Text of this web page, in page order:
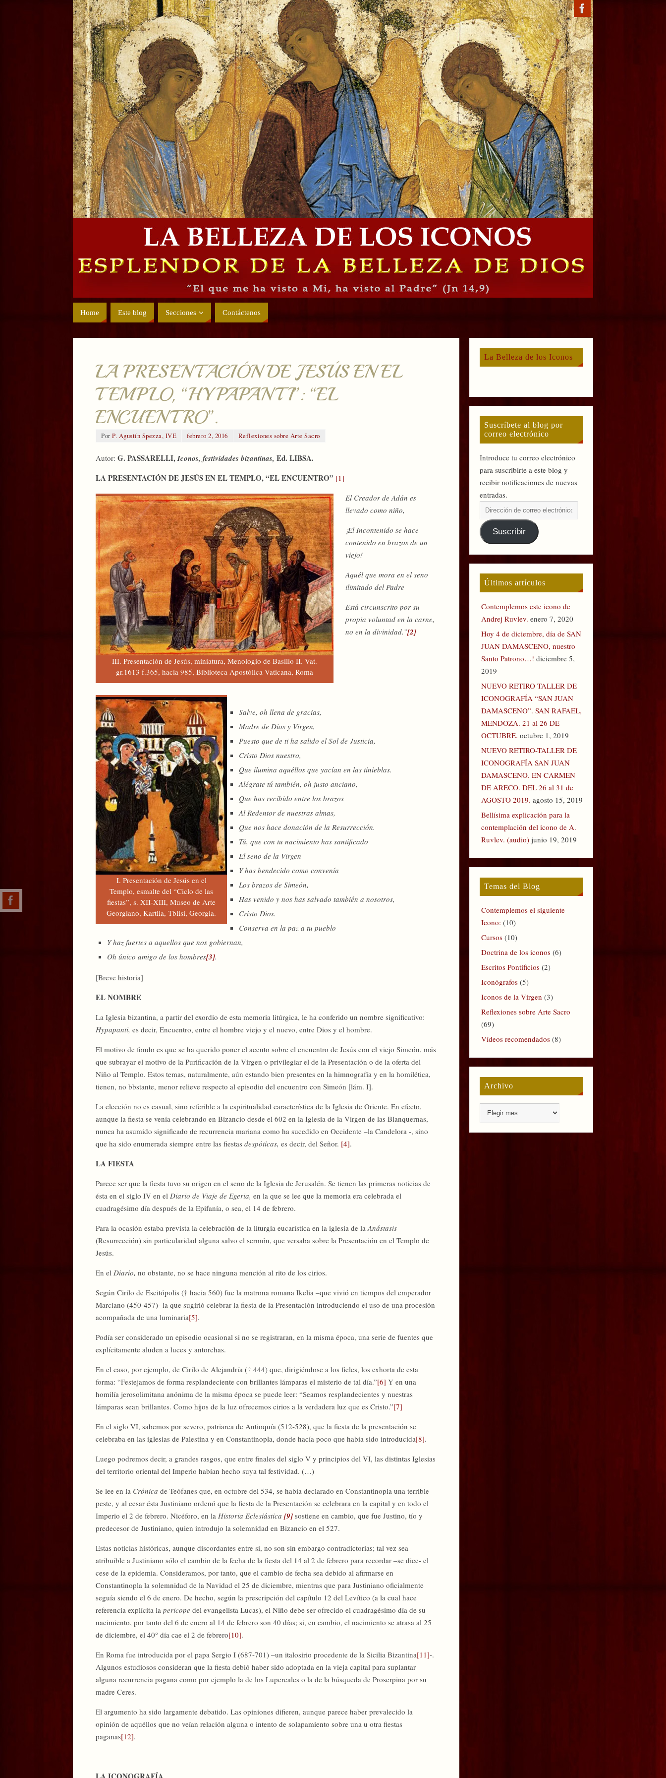
Home Este blog Secciones Contáctenos
LA PRESENTACIÓN DE JESÚS EN EL
TEMPLO, “HYPAPANTI”: “EL
ENCUENTRO”.
PorP. Agustín Spezza, IVE febrero 2, 2016 Reflexiones sobre Arte Sacro
Autor: G. PASSARELLI,Iconos, festividades bizantinas, Ed. LIBSA.
LA PRESENTACIÓN DE JESÚS EN EL TEMPLO, “EL ENCUENTRO” [1]
III. Presentación de Jesús, miniatura, Menologio de Basilio II. Vat.
gr.1613 f.365, hacia 985, Biblioteca Apostólica Vaticana, Roma
El Creador de Adán es
llevado como niño,
¡El Incontenido se hace
contenido en brazos de un
viejo!
Aquél que mora en el seno
ilimitado del Padre
Está circunscrito por su
propia voluntad en la carne,
no en la divinidad.”[2]
I. Presentación de Jesús en el
Templo, esmalte del “Ciclo de las
fiestas”, s. XII-XIII, Museo de Arte
Georgiano, Kartlia, Tblisi, Georgia.
Salve, oh llena de gracias,
Madre de Dios y Virgen,
Puesto que de ti ha salido el Sol de Justicia,
Cristo Dios nuestro,
Que ilumina aquéllos que yacían en las tinieblas.
Alégrate tú también, oh justo anciano,
Que has recibido entre los brazos
Al Redentor de nuestras almas,
Que nos hace donación de la Resurrección.
Tú, que con tu nacimiento has santificado
El seno de la Virgen
Y has bendecido como convenía
Los brazos de Simeón,
Has venido y nos has salvado también a nosotros,
Cristo Dios.
Conserva en la paz a tu pueblo
Y haz fuertes a aquellos que nos gobiernan,
Oh único amigo de los hombres[3].
[Breve historia]
EL NOMBRE
La Iglesia bizantina, a partir del exordio de esta memoria litúrgica, le ha conferido un nombre significativo:
Hypapanti, es decir, Encuentro, entre el hombre viejo y el nuevo, entre Dios y el hombre.
El motivo de fondo es que se ha querido poner el acento sobre el encuentro de Jesús con el viejo Simeón, más
que subrayar el motivo de la Purificación de la Virgen o privilegiar el de la Presentación o de la oferta del
Niño al Templo. Estos temas, naturalmente, aún estando bien presentes en la himnografía y en la homilética,
tienen, no bbstante, menor relieve respecto al episodio del encuentro con Simeón [lám. I].
La elección no es casual, sino referible a la espiritualidad característica de la Iglesia de Oriente. En efecto,
aunque la fiesta se venía celebrando en Bizancio desde el 602 en la Iglesia de la Virgen de las Blanquernas,
nunca ha asumido significado de recurrencia mariana como ha sucedido en Occidente –la Candelora -, sino
que ha sido enumerada siempre entre las fiestas despóticas, es decir, del Señor. [4].
LA FIESTA
Parece ser que la fiesta tuvo su origen en el seno de la Iglesia de Jerusalén. Se tienen las primeras noticias de
ésta en el siglo IV en el Diario de Viaje de Egeria, en la que se lee que la memoria era celebrada el
cuadragésimo día después de la Epifanía, o sea, el 14 de febrero.
Para la ocasión estaba prevista la celebración de la liturgia eucarística en la iglesia de la Anástasis
(Resurrección) sin particularidad alguna salvo el sermón, que versaba sobre la Presentación en el Templo de
Jesús.
En el Diario, no obstante, no se hace ninguna mención al rito de los cirios.
Según Cirilo de Escitópolis († hacia 560) fue la matrona romana Ikelia –que vivió en tiempos del emperador
Marciano (450-457)- la que sugirió celebrar la fiesta de la Presentación introduciendo el uso de una procesión
acompañada de una luminaria[5].
Podía ser considerado un episodio ocasional si no se registraran, en la misma época, una serie de fuentes que
explícitamente aluden a luces y antorchas.
En el caso, por ejemplo, de Cirilo de Alejandría († 444) que, dirigiéndose a los fieles, los exhorta de esta
forma: “Festejamos de forma resplandeciente con brillantes lámparas el misterio de tal día.”[6] Y en una
homilía jerosolimitana anónima de la misma época se puede leer: “Seamos resplandecientes y nuestras
lámparas sean brillantes. Como hijos de la luz ofrecemos cirios a la verdadera luz que es Cristo.”[7]
En el siglo VI, sabemos por severo, patriarca de Antioquía (512-528), que la fiesta de la presentación se
celebraba en las iglesias de Palestina y en Constantinopla, donde hacía poco que había sido introducida[8].
Luego podremos decir, a grandes rasgos, que entre finales del siglo V y principios del VI, las distintas Iglesias
del territorio oriental del Imperio habían hecho suya tal festividad. (…)
Se lee en la Crónica de Teófanes que, en octubre del 534, se había declarado en Constantinopla una terrible
peste, y al cesar ésta Justiniano ordenó que la fiesta de la Presentación se celebrara en la capital y en todo el
Imperio el 2 de febrero. Nicéforo, en la Historia Eclesiástica [9] sostiene en cambio, que fue Justino, tío y
predecesor de Justiniano, quien introdujo la solemnidad en Bizancio en el 527.
Estas noticias históricas, aunque discordantes entre sí, no son sin embargo contradictorias; tal vez sea
atribuible a Justiniano sólo el cambio de la fecha de la fiesta del 14 al 2 de febrero para recordar –se dice- el
cese de la epidemia. Consideramos, por tanto, que el cambio de fecha sea debido al afirmarse en
Constantinopla la solemnidad de la Navidad el 25 de diciembre, mientras que para Justiniano oficialmente
seguía siendo el 6 de enero. De hecho, según la prescripción del capítulo 12 del Levítico (a la cual hace
referencia explícita la pericope del evangelista Lucas), el Niño debe ser ofrecido el cuadragésimo día de su
nacimiento, por tanto del 6 de enero al 14 de febrero son 40 días; si, en cambio, el nacimiento se atrasa al 25
de diciembre, el 40° día cae el 2 de febrero[10].
En Roma fue introducida por el papa Sergio I (687-701) –un italosirio procedente de la Sicilia Bizantina[11]-.
Algunos estudiosos consideran que la fiesta debió haber sido adoptada en la vieja capital para suplantar
alguna recurrencia pagana como por ejemplo la de los Lupercales o la de la búsqueda de Proserpina por su
madre Ceres.
El argumento ha sido largamente debatido. Las opiniones difieren, aunque parece haber prevalecido la
opinión de aquéllos que no veían relación alguna o intento de solapamiento sobre una u otra fiestas
paganas[12].
La Belleza de los Iconos
Suscríbete al blog por
correo electrónico
Introduce tu correo electrónico
para suscribirte a este blog y
recibir notificaciones de nuevas
entradas.
Suscribir
Últimos artículos
Contemplemos este icono de
Andrej Ruvlev. enero 7, 2020
Hoy 4 de diciembre, día de SAN
JUAN DAMASCENO, nuestro
Santo Patrono…! diciembre 5,
2019
NUEVO RETIRO TALLER DE
ICONOGRAFÍA “SAN JUAN
DAMASCENO”. SAN RAFAEL,
MENDOZA. 21 al 26 DE
OCTUBRE. octubre 1, 2019
NUEVO RETIRO-TALLER DE
ICONOGRAFÍA SAN JUAN
DAMASCENO. EN CARMEN
DE ARECO. DEL 26 al 31 de
AGOSTO 2019. agosto 15, 2019
Bellísima explicación para la
contemplación del icono de A.
Ruvlev. (audio) junio 19, 2019
Temas del Blog
Contemplemos el siguiente
Icono: (10)
Cursos(10)
Doctrina de los iconos(6)
Escritos Pontificios(2)
Iconógrafos(5)
Iconos de la Virgen (3)
Reflexiones sobre Arte Sacro
(69)
Vídeos recomendados(8)
Archivo